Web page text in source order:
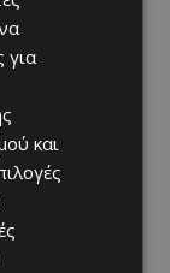
των
στο πλαίσιο
Πολιτικής
2027», με
της ΕΕ
για
και